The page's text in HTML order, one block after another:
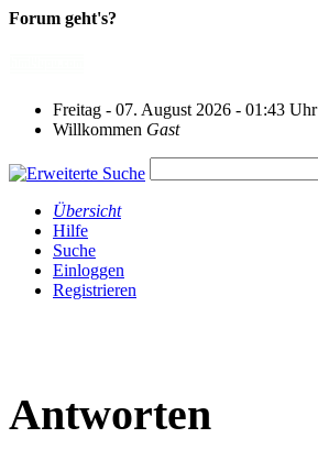
Forum geht's?
Freitag - 07. August 2026 - 01:43 Uhr
Willkommen Gast
Übersicht
Hilfe
Suche
Einloggen
Registrieren
Antworten